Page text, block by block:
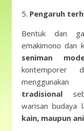
5. Pengaruh
Bentuk dan
emakimono dan
seniman
kontemporer
menggunakan
tradisional
warisan budaya
kain, maupun